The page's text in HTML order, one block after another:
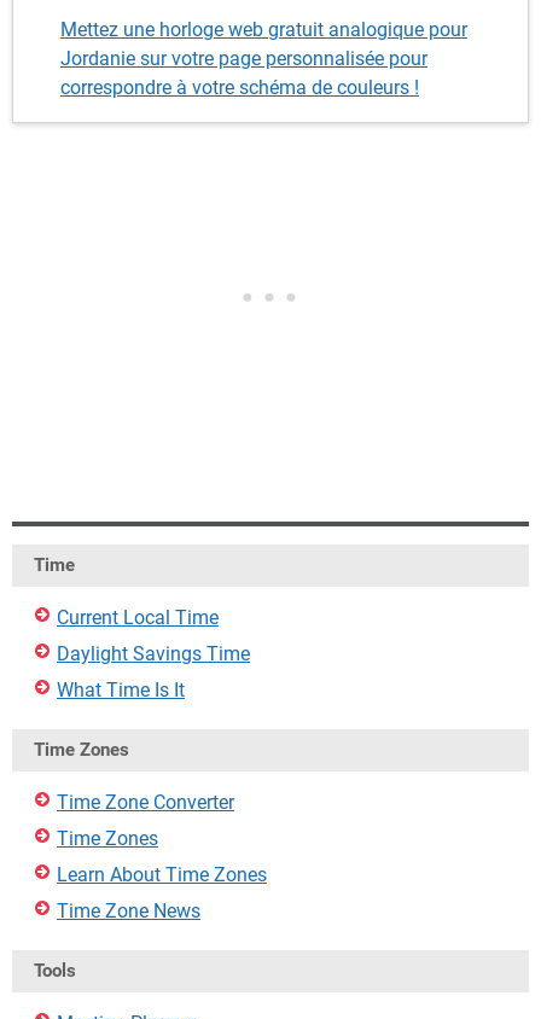
Mettez une horloge web gratuit analogique pour
Jordanie sur votre page personnalisée pour
correspondre à votre schéma de couleurs !
Time
Current Local Time
Daylight Savings Time
What Time Is It
Time Zones
Time Zone Converter
Time Zones
Learn About Time Zones
Time Zone News
Tools